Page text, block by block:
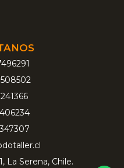
La Serena, Chile.